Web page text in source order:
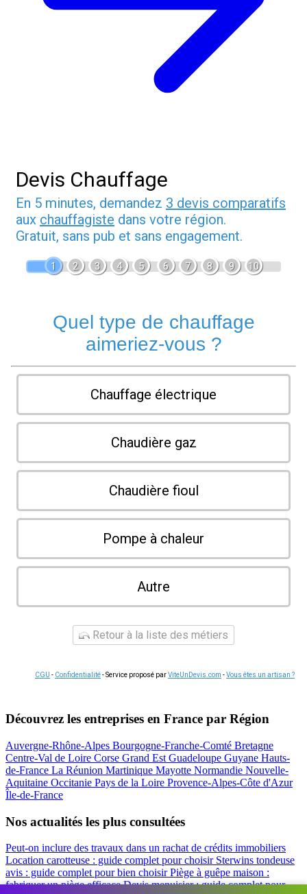
Devis Chauffage
En 5 minutes, demandez 3 devis comparatifs
aux chauffagiste dans votre région.
Gratuit, sans pub et sans engagement.
1 2 3 4 5 6 7 8 9 10
Quel type de chauffage
aimeriez-vous ?
Chauffage électrique
Chaudière gaz
Chaudière fioul
Pompe à chaleur
Autre
Retour à la liste des métiers
CGU - Confidentialité- Service proposé parViteUnDevis.com -Vous êtes un artisan ?
Découvrez les entreprises en France par Région
Auvergne-Rhône-Alpes Bourgogne-Franche-Comté Bretagne
Centre-Val de Loire Corse Grand Est Guadeloupe Guyane Hauts-
de-France La Réunion Martinique Mayotte Normandie Nouvelle-
Aquitaine Occitanie Pays de la Loire Provence-Alpes-Côte d'Azur
Île-de-France
Nos actualités les plus consultées
Peut-on inclure des travaux dans un rachat de crédits immobiliers
Location carotteuse : guide complet pour choisir Sterwins tondeuse
avis : guide complet pour bien choisirPiège à guêpe maison :
fabriquer un piège efficaceDevis menuisier : guide complet pour